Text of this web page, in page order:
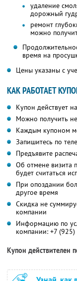
удаление
дорожный
ремонт
можно
время на
Цены указаны с
КАК РАБОТАЕТ
Купон действует
Можно получить
Каждым купоном
Запишитесь по
Предъявите
Об отмене визита
будет считаться
При опоздании
другое время
Скидка не
компании
Информацию по
компании: +7
Купон действителен